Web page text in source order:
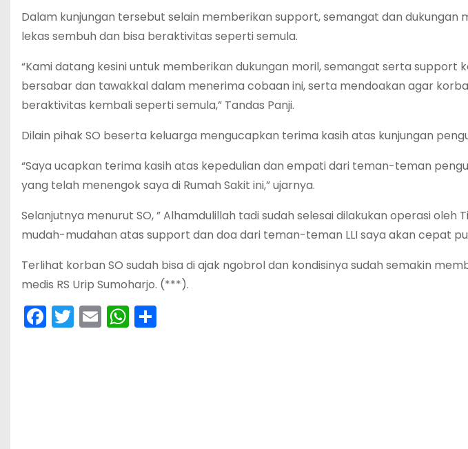
Dalam kunjungan tersebut selain memberikan support, semangat dan dukungan
lekas sembuh dan bisa beraktivitas seperti semula.
“Kami datang kesini untuk memberikan dukungan moril, semangat serta support
bersabar dan tawakkal dalam menerima cobaan ini, serta mendoakan agar
beraktivitas kembali seperti semula,” Tandas Panji.
Dilain pihak SO beserta keluarga mengucapkan terima kasih atas kunjungan
“Saya ucapkan terima kasih atas kepedulian dan empati dari teman-teman
yang telah menengok saya di Rumah Sakit ini,” ujarnya.
Selanjutnya menurut SO, ” Alhamdulillah tadi sudah selesai dilakukan operasi oleh
mudah-mudahan atas support dan doa dari teman-teman LLI saya akan cepat
Terlihat korban SO sudah bisa di ajak ngobrol dan kondisinya sudah semakin
medis RS Urip Sumoharjo. (***).
F
a
T
w
E
m
W
h